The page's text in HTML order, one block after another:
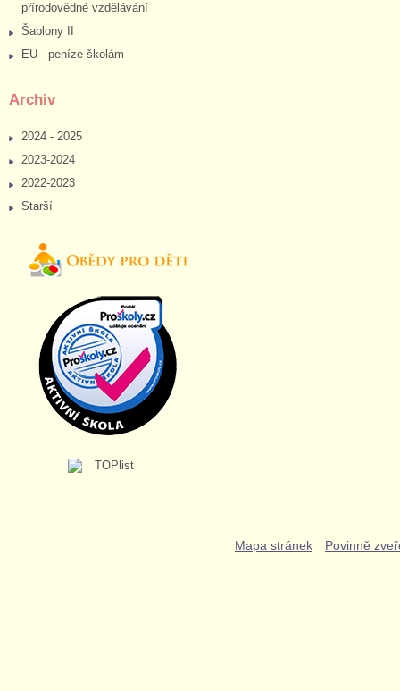
přírodovědné vzdělávání
Šablony II
EU - peníze školám
Archiv
2024 - 2025
2023-2024
2022-2023
Starší
Mapa stránek Povinně